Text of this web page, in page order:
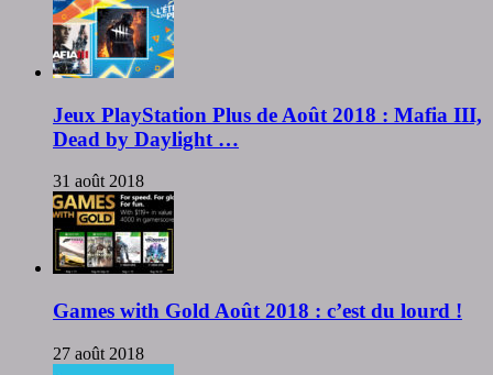
Jeux PlayStation Plus de Août 2018 : Mafia III,
Dead by Daylight …
31 août 2018
Games with Gold Août 2018 : c’est du lourd !
27 août 2018